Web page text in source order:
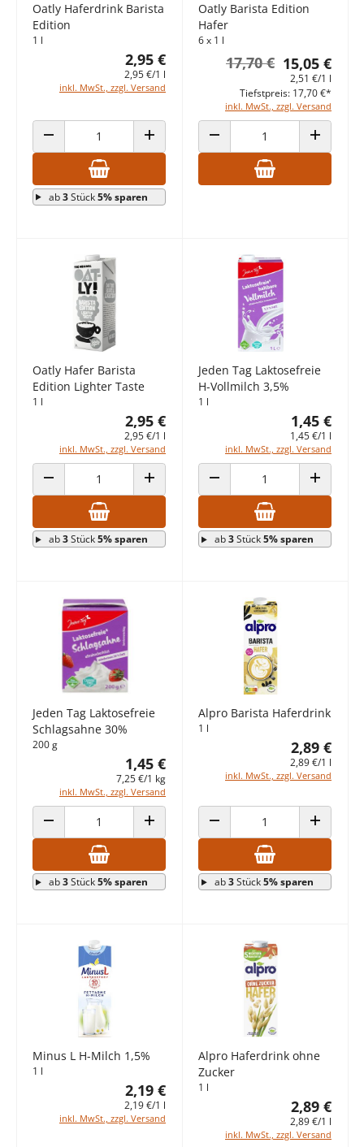
Oatly Haferdrink Barista
Edition
1 l
2,95 €
2,95 €/1 l
inkl. MwSt., zzgl. Versand
ANZAHL VERRINGERN ANZAHL ERHÖHEN
ab3Stück5% sparen
Oatly Barista Edition
Hafer
6 x 1 l
15,05 €
17,70 €
2,51 €/1 l
inkl. MwSt., zzgl. Versand
Tiefstpreis: 17,70 €*
ANZAHL VERRINGERN ANZAHL
Oatly Hafer Barista
Edition Lighter Taste
1 l
2,95 €
2,95 €/1 l
inkl. MwSt., zzgl. Versand
ANZAHL VERRINGERN ANZAHL ERHÖHEN
ab3Stück5% sparen
Jeden Tag Laktosefreie
H-Vollmilch 3,5%
1 l
1,45 €
1,45 €/1 l
inkl. MwSt., zzgl. Versand
ANZAHL VERRINGERN ANZAHL
ab3Stück5% sparen
Jeden Tag Laktosefreie
Schlagsahne 30%
200 g
1,45 €
7,25 €/1 kg
inkl. MwSt., zzgl. Versand
ANZAHL VERRINGERN ANZAHL ERHÖHEN
ab3Stück5% sparen
Alpro Barista Haferdrink
1 l
2,89 €
2,89 €/1 l
inkl. MwSt., zzgl. Versand
ANZAHL VERRINGERN ANZAHL
ab3Stück5% sparen
Minus L H-Milch 1,5%
1 l
2,19 €
2,19 €/1 l
inkl. MwSt., zzgl. Versand
Alpro Haferdrink ohne
Zucker
1 l
2,89 €
2,89 €/1 l
inkl. MwSt., zzgl. Versand